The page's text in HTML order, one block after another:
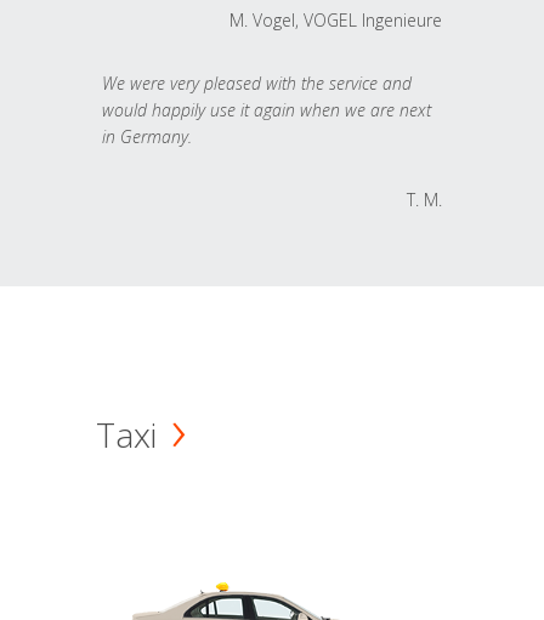
M. Vogel, VOGEL Ingenieure
We were very pleased with the service and
would happily use it again when we are next
in Germany.
T. M.
Taxi